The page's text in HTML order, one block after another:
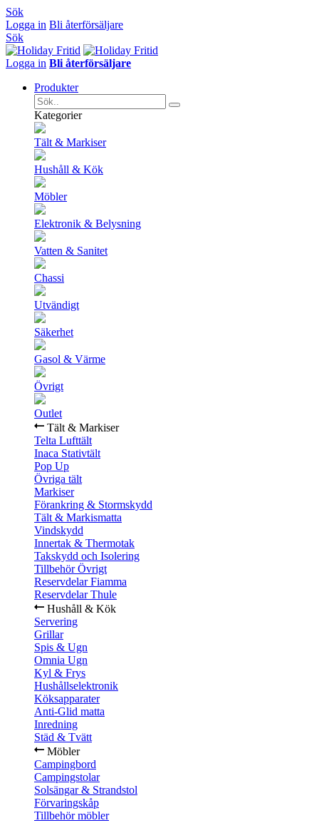
Sök
Logga in Bli återförsäljare
Sök
Logga in Bli återförsäljare
Produkter
Kategorier
Tält & Markiser
Hushåll & Kök
Möbler
Elektronik & Belysning
Vatten & Sanitet
Chassi
Utvändigt
Säkerhet
Gasol & Värme
Övrigt
Outlet
Tält & Markiser
Telta Lufttält
Inaca Stativtält
Pop Up
Övriga tält
Markiser
Förankring & Stormskydd
Tält & Markismatta
Vindskydd
Innertak & Thermotak
Takskydd och Isolering
Tillbehör Övrigt
Reservdelar Fiamma
Reservdelar Thule
Hushåll & Kök
Servering
Grillar
Spis & Ugn
Omnia Ugn
Kyl & Frys
Hushållselektronik
Köksapparater
Anti-Glid matta
Inredning
Städ & Tvätt
Möbler
Campingbord
Campingstolar
Solsängar & Strandstol
Förvaringskåp
Tillbehör möbler